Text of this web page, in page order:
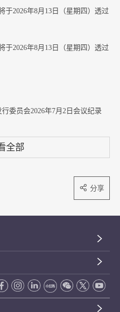
于2026年8月13日（星期四）透过
于2026年8月13日（星期四）透过
委员会2026年7月2日会议纪录
全部
分享